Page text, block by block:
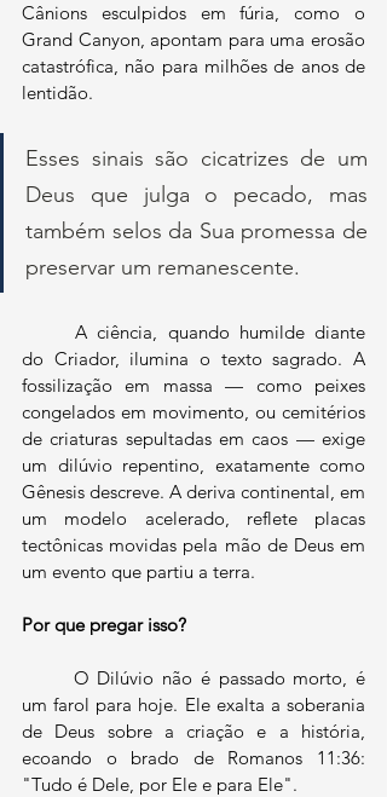
Cânions esculpidos em fúria, como o
Grand Canyon, apontam para uma erosão
catastrófica, não para milhões de anos de
lentidão.
Esses sinais são cicatrizes de um
Deus que julga o pecado, mas
também selos da Sua promessa de
preservar um remanescente.
	A ciência, quando humilde diante
do Criador, ilumina o texto sagrado. A
fossilização em massa — como peixes
congelados em movimento, ou cemitérios
de criaturas sepultadas em caos — exige
um dilúvio repentino, exatamente como
Gênesis descreve. A deriva continental, em
um modelo acelerado, reflete placas
tectônicas movidas pela mão de Deus em
um evento que partiu a terra.
Por que pregar isso?
um farol para hoje. Ele exalta a soberania
de Deus sobre a criação e a história,
ecoando o brado de Romanos 11:36:
"Tudo é Dele, por Ele e para Ele".